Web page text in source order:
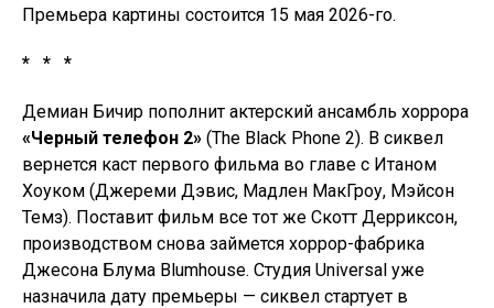
Премьера картины состоится 15 мая 2026-го.
* * *
Демиан Бичир пополнит актерский ансамбль хоррора
«Черный телефон 2» (The Black Phone 2). В сиквел
вернется каст первого фильма во главе с Итаном
Хоуком (Джереми Дэвис, Мадлен МакГроу, Мэйсон
Темз). Поставит фильм все тот же Скотт Дерриксон,
производством снова займется хоррор-фабрика
Джесона Блума Blumhouse. Студия Universal уже
назначила дату премьеры — сиквел стартует в